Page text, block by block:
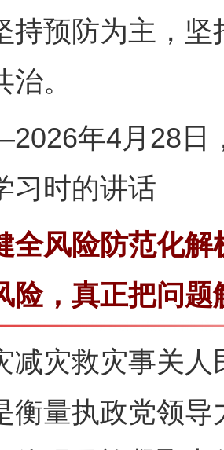
持预防为主，
。
年4月28日，
习时的讲话
风险防范化解
险，真正把问
灾救灾事关人
衡量执政党领